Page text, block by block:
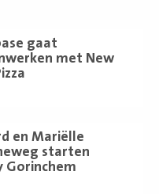
gaat
met New
en Mariëlle
starten
Gorinchem